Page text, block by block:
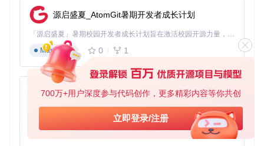
700万+用户深度参与代码创作，更多精彩内容等你共创
立即登录/注册
BiliTools下载参数配置界面 - 提供分辨率、编码格式和音频质
量等详细设置选项
第三步：启动下载任务
完成参数设置后，点击"常规下载"或"高级下载"按钮启动任
务。在下载管理界面可实时查看进度、调整任务优先级或暂停/
取消任务。
个性化配置指南：打造专属下载环境
界面主题设置
源启盛夏_AtomGit暑期开发者成长计划
「源启盛夏」暑期校园开发者成长计划旨在激活校园开源力量，通过积分激励、认证扶持、资源倾斜等形式，引导高校组织和开发者完成「入驻 — 建项目 — 做贡献 — 获认证 — 得资源」的完整闭环。无论你是想带领社团入驻平台的组织者，还是希望用代码贡献证明自己的开发者，都能在这里找到属于你的成长路径。
Markdown
0 1
py-xiaozhi
基于Python的Xiaozhi AI，适用于想要完整Xiaozhi体验而无需拥有专用硬件的用户。
Python
0 1